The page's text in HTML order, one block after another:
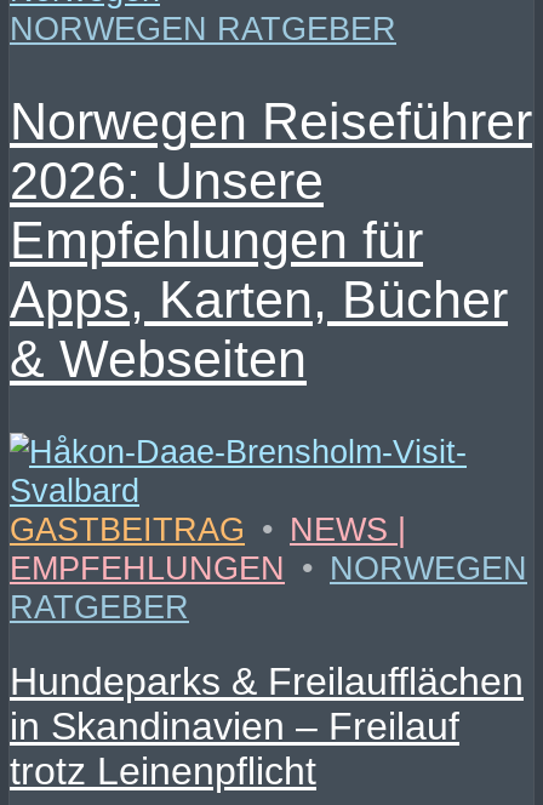
NORWEGEN RATGEBER
Norwegen Reiseführer
2026: Unsere
Empfehlungen für
Apps, Karten, Bücher
& Webseiten
GASTBEITRAG • NEWS |
EMPFEHLUNGEN • NORWEGEN
RATGEBER
Hundeparks & Freilaufflächen
in Skandinavien – Freilauf
trotz Leinenpflicht